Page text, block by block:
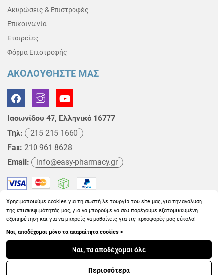
Ακυρώσεις & Επιστροφές
Επικοινωνία
Εταιρείες
Φόρμα Επιστροφής
ΑΚΟΛΟΥΘΗΣΤΕ ΜΑΣ
Ιασωνίδου 47, Ελληνικό 16777
Τηλ:
215 215 1660
Fax: 210 961 8628
Email:
info@easy-pharmacy.gr
Copyright © 2026EasyPharmacy.gr
Χρησιμοποιούμε cookies για τη σωστή λειτουργία του site μας, για την ανάλυση
της επισκεψιμότητάς μας, για να μπορούμε να σου παρέχουμε εξατομικευμένη
εξυπηρέτηση και για να μπορείς να μαθαίνεις για τις προσφορές μας εύκολα!
Ναι, αποδέχομαι μόνο τα απαραίτητα cookies >
Ναι, τα αποδέχομαι όλα
Περισσότερα